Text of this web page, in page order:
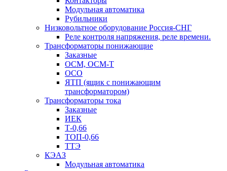
Модульная автоматика
Рубильники
Низковольтное оборудование Россия-СНГ
Реле контроля напряжения, реле времени.
Трансформаторы понижающие
Заказные
ОСМ, ОСМ-Т
ОСО
ЯТП (ящик с понижающим
трансформатором)
Трансформаторы тока
Заказные
ИЕК
Т-0,66
ТОП-0,66
ТТЭ
КЭАЗ
Модульная автоматика